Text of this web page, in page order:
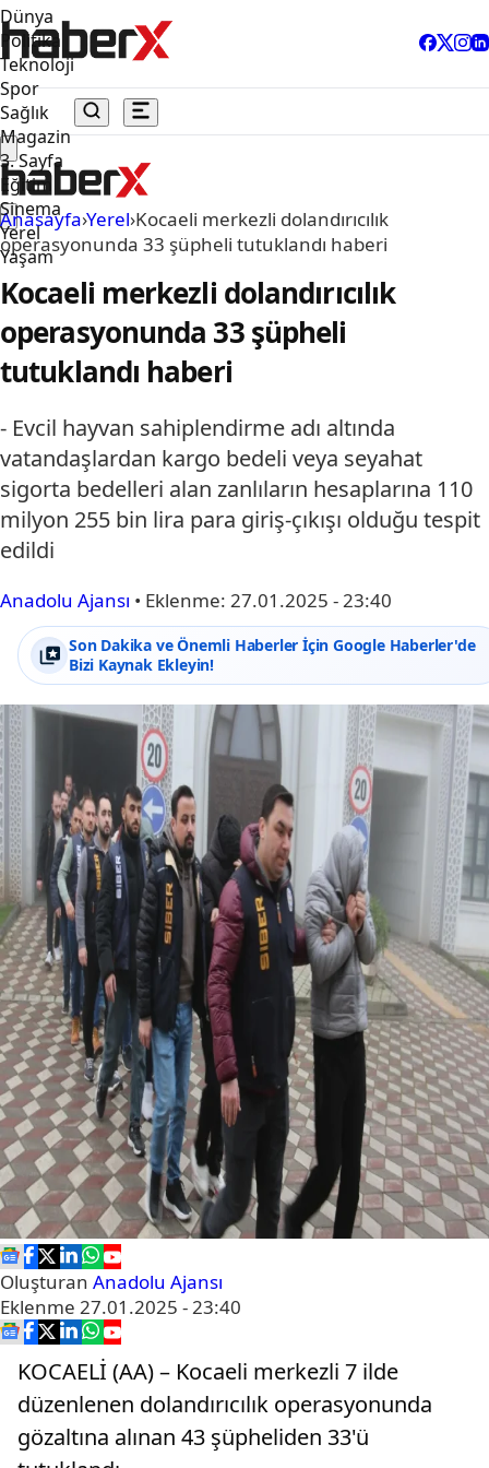
Dünya
Politika
Teknoloji
Spor
Sağlık
Magazin
3. Sayfa
Eğitim
Sinema
Yerel
Yaşam
Anasayfa›Yerel›Kocaeli merkezli dolandırıcılık
operasyonunda 33 şüpheli tutuklandı haberi
Kocaeli merkezli dolandırıcılık
operasyonunda 33 şüpheli
tutuklandı haberi
- Evcil hayvan sahiplendirme adı altında
vatandaşlardan kargo bedeli veya seyahat
sigorta bedelleri alan zanlıların hesaplarına 110
milyon 255 bin lira para giriş-çıkışı olduğu tespit
edildi
Anadolu Ajansı • Eklenme: 27.01.2025 - 23:40
Son Dakika ve Önemli Haberler İçin Google Haberler'de
Bizi Kaynak Ekleyin!
Oluşturan Anadolu Ajansı
Eklenme 27.01.2025 - 23:40
KOCAELİ (AA) – Kocaeli merkezli 7 ilde
düzenlenen dolandırıcılık operasyonunda
gözaltına alınan 43 şüpheliden 33'ü